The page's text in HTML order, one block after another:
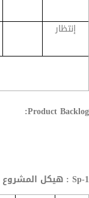
إنتظار
Product Backlog:
Sp-1 : هيكل المشروع :